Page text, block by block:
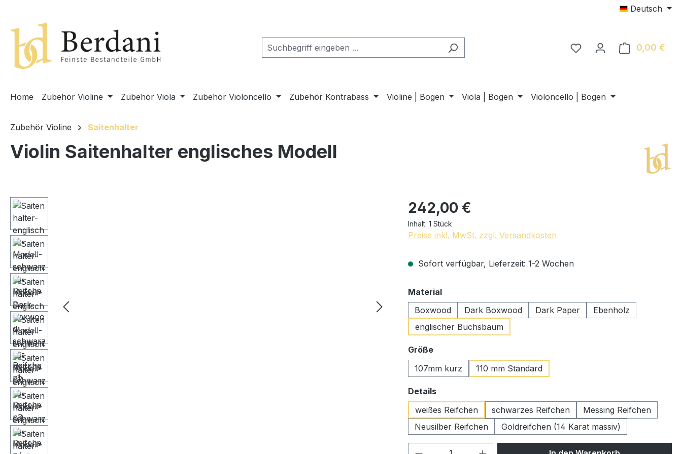
Deutsch
0,00 €
Home Zubehör Violine Zubehör Viola Zubehör Violoncello Zubehör Kontrabass Violine | Bogen Viola | Bogen Violoncello | Bogen
Zubehör Violine Saitenhalter
Violin Saitenhalter englisches Modell
Bildergalerie überspringen 242,00 €
Inhalt: 1 Stück
Preise inkl. MwSt. zzgl. Versandkosten
Sofort verfügbar, Lieferzeit: 1-2 Wochen
Materialauswählen
Boxwood
Dark Boxwood Dark Paper
Ebenholz
englischer Buchsbaum
Größeauswählen
107mm kurz
110 mm Standard
Detailsauswählen
weißes Reifchen
schwarzes Reifchen
Messing Reifchen
Neusilber Reifchen
Goldreifchen (14 Karat massiv)
Produkt Anzahl: Gib den gewünschten Wert